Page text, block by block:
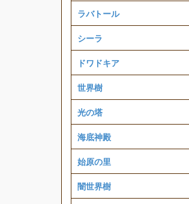
ラバトール
シーラ
ドワドキア
世界樹
光の塔
海底神殿
始原の里
闇世界樹